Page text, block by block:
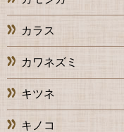
カラス
カワネズミ
キツネ
キノコ